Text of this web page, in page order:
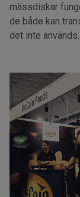
mässdiskar
de både kan
det inte används.